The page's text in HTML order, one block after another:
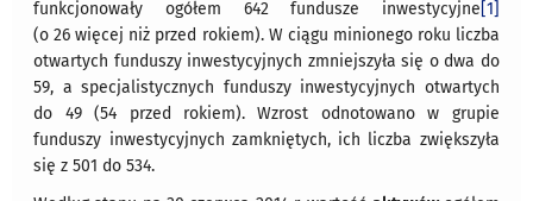
funkcjonowały ogółem 642 fundusze inwestycyjne[1]
(o 26 więcej niż przed rokiem). W ciągu minionego roku liczba
otwartych funduszy inwestycyjnych zmniejszyła się o dwa do
59, a specjalistycznych funduszy inwestycyjnych otwartych
do 49 (54 przed rokiem). Wzrost odnotowano w grupie
funduszy inwestycyjnych zamkniętych, ich liczba zwiększyła
się z 501 do 534.